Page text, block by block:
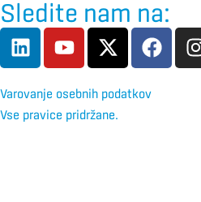
Sledite nam na:
Varovanje osebnih podatkov
Vse pravice pridržane.